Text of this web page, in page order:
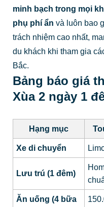
minh bạch trong mọi
phụ phí ẩn và luôn bao
trách nhiệm cao nhất,
du khách khi tham gia
Bắc.
Bảng báo giá
Xùa 2 ngày 1
Hạng mục
Xe di chuyển
Lưu trú (1 đêm)
Ăn uống (4 bữa